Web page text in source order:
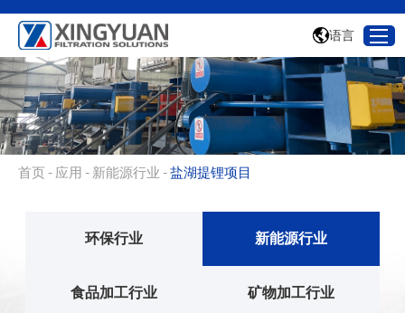
语言
首页 - 应用 - 新能源行业 - 盐湖提锂项目
环保行业 新能源行业
食品加工行业 矿物加工行业